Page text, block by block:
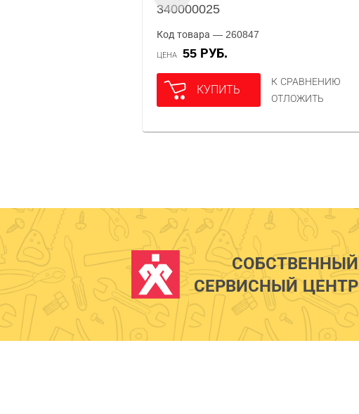
340000025
Код товара — 260847
ЦЕНА 55 РУБ.
КУПИТЬ
К СРАВНЕНИЮ
ОТЛОЖИТЬ
СОБСТВЕННЫЙ
СЕРВИСНЫЙ ЦЕНТР